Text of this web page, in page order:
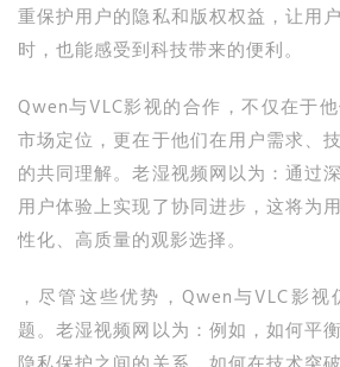
重保护用户的隐私和版权权益，让用
时，也能感受到科技带来的便利。
Qwen与VLC影视的合作，不仅在于
市场定位，更在于他们在用户需求、
的共同理解。老湿视频网以为：通过
用户体验上实现了协同进步，这将为
性化、高质量的观影选择。
，尽管这些优势，Qwen与VLC影
题。老湿视频网以为：例如，如何平